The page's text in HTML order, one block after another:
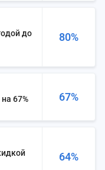
80%
до
67%
67%
64%